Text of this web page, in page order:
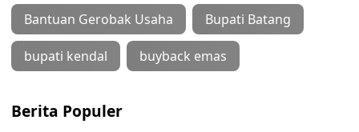
Bantuan Gerobak Usaha Bupati Batang
bupati kendal buyback emas
Berita Populer